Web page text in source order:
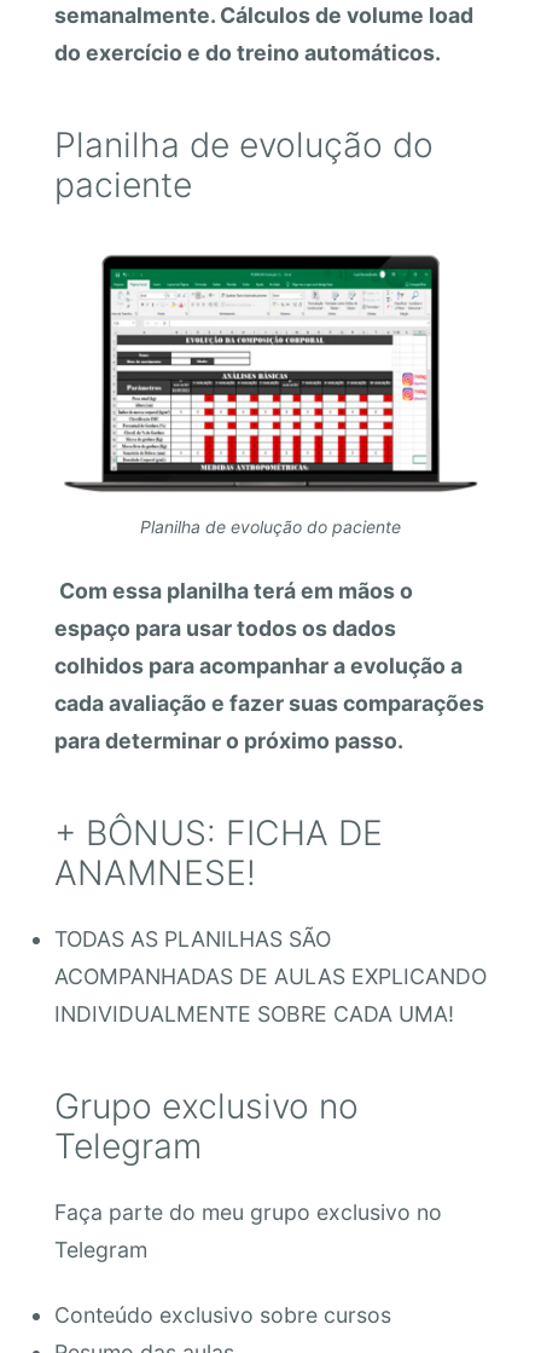
semanalmente. Cálculos de volume load
do exercício e do treino automáticos.
Planilha de evolução do
paciente
Planilha de evolução do paciente
Com essa planilha terá em mãos o
espaço para usar todos os dados
colhidos para acompanhar a evolução a
cada avaliação e fazer suas comparações
para determinar o próximo passo.
+ BÔNUS: FICHA DE
ANAMNESE!
TODAS AS PLANILHAS SÃO
ACOMPANHADAS DE AULAS EXPLICANDO
INDIVIDUALMENTE SOBRE CADA UMA!
Grupo exclusivo no
Telegram
Faça parte do meu grupo exclusivo no
Telegram
Conteúdo exclusivo sobre cursos